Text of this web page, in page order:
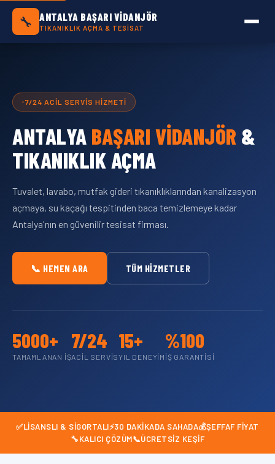
Antalya Başarı Vidanjör — Antalya Geneli
🔧 ANTALYA BAŞARI VIDANJÖR
TIKANIKLIK AÇMA & TESISAT
7/24 ACIL SERVIS HIZMETI
ANTALYA BAŞARI VIDANJÖR &
TIKANIKLIK AÇMA
Tuvalet, lavabo, mutfak gideri tıkanıklıklarından kanalizasyon
açmaya, su kaçağı tespitinden baca temizlemeye kadar
Antalya'nın en güvenilir tesisat firması.
📞 HEMEN ARA TÜM HIZMETLER
5000+
TAMAMLANAN İŞ
7/24
ACIL SERVIS
15+
YIL DENEYIM
%100
İŞ GARANTISI
✅LISANSLI & SIGORTALI⚡30 DAKIKADA SAHADA💰ŞEFFAF FIYAT
🔧KALICI ÇÖZÜM📞ÜCRETSIZ KEŞIF